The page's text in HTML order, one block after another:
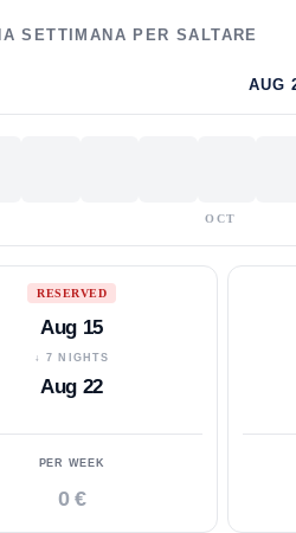
SETTIMANA PER SALTARE
AUG
OCT
RESERVED
Aug 15
↓ 7 NIGHTS
Aug 22
PER WEEK
0 €